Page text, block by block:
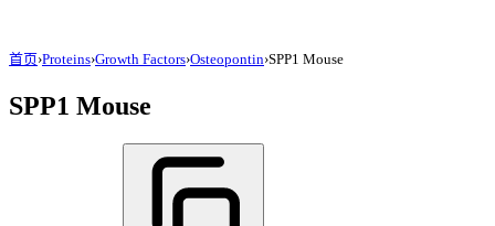
首页›Proteins›Growth Factors›Osteopontin›SPP1 Mouse
SPP1 Mouse